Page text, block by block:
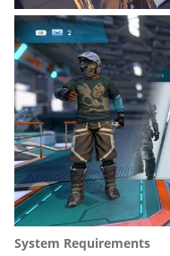
System Requirements